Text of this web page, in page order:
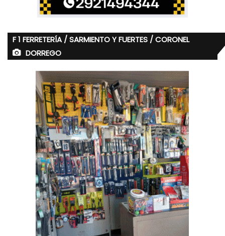
F 1 FERRETERÍA / SARMIENTO Y FUERTES / CORONEL
DORREGO